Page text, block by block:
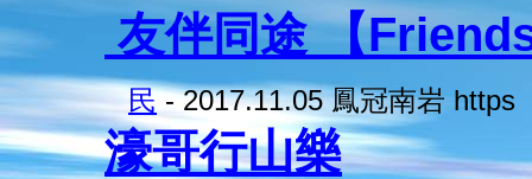
友伴同途 【
民- 2017.11.05 鳳冠南岩 https
濠哥行山樂